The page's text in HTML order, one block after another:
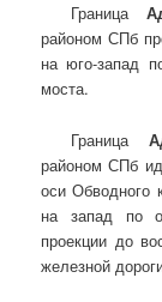
Граница
районом СПб
на юго-запад
моста.
Граница
районом СПб
оси Обводного
на запад по
проекции до
железной